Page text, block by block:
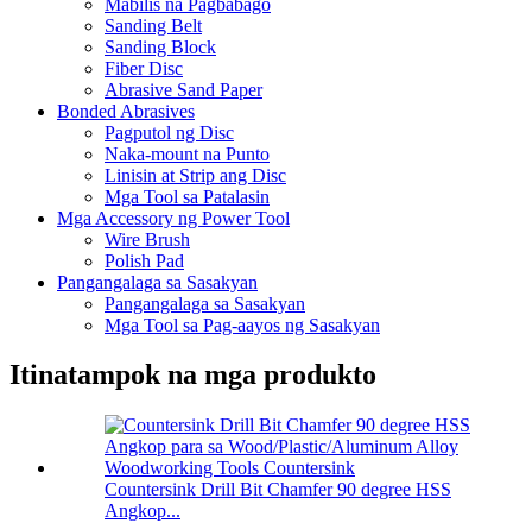
Sanding Belt
Sanding Block
Fiber Disc
Abrasive Sand Paper
Bonded Abrasives
Pagputol ng Disc
Naka-mount na Punto
Linisin at Strip ang Disc
Mga Tool sa Patalasin
Mga Accessory ng Power Tool
Wire Brush
Polish Pad
Pangangalaga sa Sasakyan
Pangangalaga sa Sasakyan
Mga Tool sa Pag-aayos ng Sasakyan
Itinatampok na mga produkto
Countersink Drill Bit Chamfer 90 degree HSS
Angkop...